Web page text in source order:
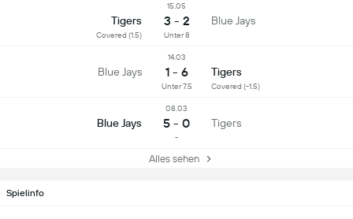
Spielinfo
Tigers
Covered (1.5)
15.05
3 - 2 Blue Jays
Unter 8
Blue Jays
14.03
1 - 6 Tigers
Covered (-1.5)
Unter 7.5
Blue Jays
08.03
5 - 0 Tigers
-
Alles sehen